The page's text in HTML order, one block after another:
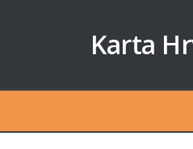
Karta